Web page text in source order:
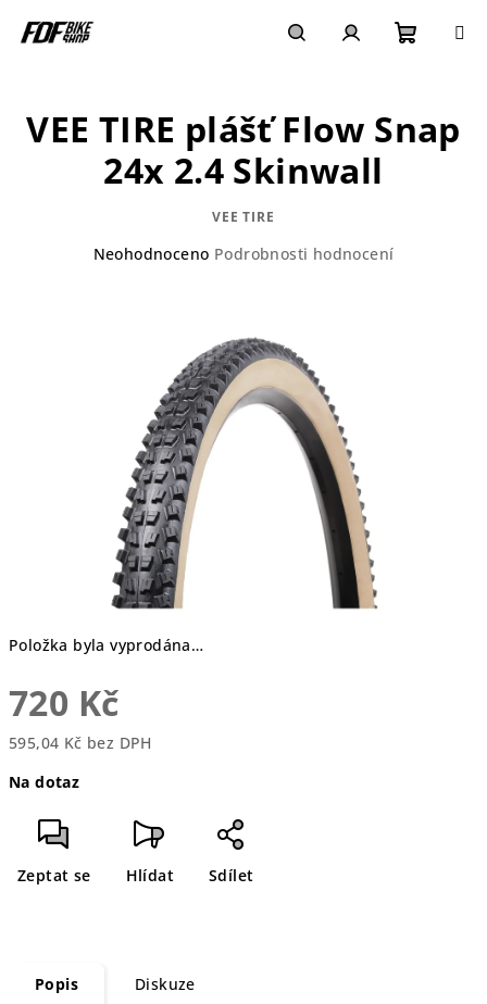
košík
Položka byla vyprodána…
720 Kč
595,04 Kč bez DPH
cena:
Na dotaz
Zeptat se Hlídat Sdílet
VEE TIRE plášť Flow Snap
24x 2.4 Skinwall
VEE TIRE
Průměrné
hvězdiček.
Neohodnoceno Podrobnosti hodnocení
Popis Diskuze